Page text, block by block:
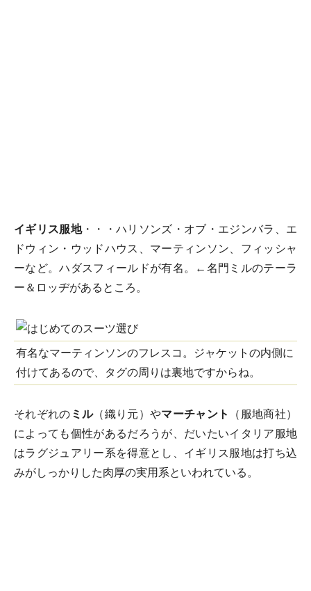
イギリス服地・・・ハリソンズ・オブ・エジンバラ、エ
ドウィン・ウッドハウス、マーティンソン、フィッシャ
ーなど。ハダスフィールドが有名。←名門ミルのテーラ
ー＆ロッヂがあるところ。
有名なマーティンソンのフレスコ。ジャケットの内側に
付けてあるので、タグの周りは裏地ですからね。
それぞれの ミル（織り元）やマーチャント
（服地商社）
によっても個性があるだろうが、だいたいイタリア服地
はラグジュアリー系を得意とし、イギリス服地は打ち込
みがしっかりした肉厚の実用系といわれている。